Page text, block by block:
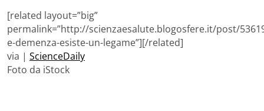
[related layout=”big”
permalink=”http://scienzaesalute.blogosfere.it/post/
e-demenza-esiste-un-legame”][/related]
via | ScienceDaily
Foto da iStock